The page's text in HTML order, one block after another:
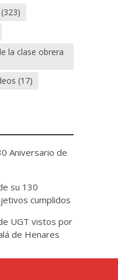
(323)
la clase obrera
(17)
Aniversario de
su 130
cumplidos
UGT vistos por
de Henares